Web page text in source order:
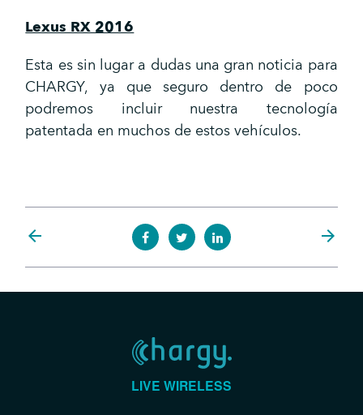
Lexus RX 2016
Esta es sin lugar a dudas una gran noticia para
CHARGY, ya que seguro dentro de poco
podremos incluir nuestra tecnología
patentada en muchos de estos vehículos.
arrow_back arrow_forward
LIVE WIRELESS